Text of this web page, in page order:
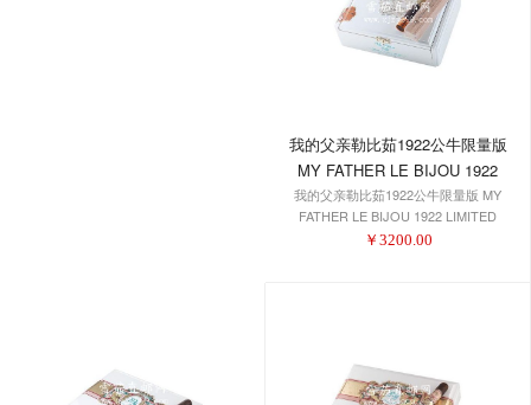
我的父亲勒比茹1922公牛限量版
MY FATHER LE BIJOU 1922
LIMITED EDITION TORO
我的父亲勒比茹1922公牛限量版 MY
FATHER LE BIJOU 1922 LIMITED
EDITION TORO
￥ 3200.00